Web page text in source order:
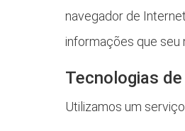
navegador de
informações que seu
Tecnologias
Utilizamos um